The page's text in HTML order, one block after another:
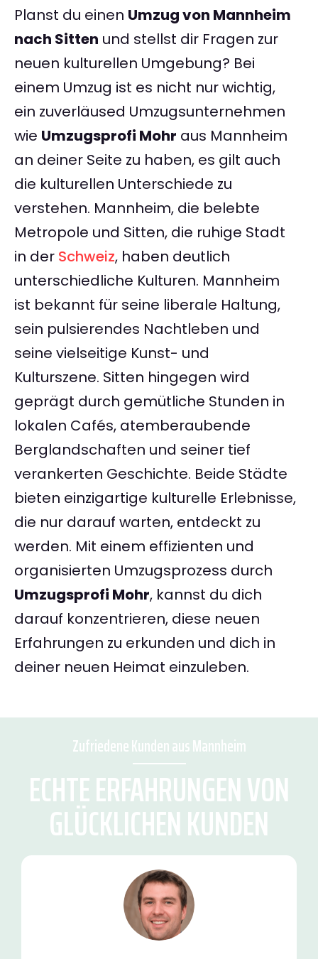
Planst du einen Umzug von Mannheim
nach Sitten und stellst dir Fragen zur
neuen kulturellen Umgebung? Bei
einem Umzug ist es nicht nur wichtig,
ein zuverläused Umzugsunternehmen
wie Umzugsprofi Mohr aus Mannheim
an deiner Seite zu haben, es gilt auch
die kulturellen Unterschiede zu
verstehen. Mannheim, die belebte
Metropole und Sitten, die ruhige Stadt
in der Schweiz, haben deutlich
unterschiedliche Kulturen. Mannheim
ist bekannt für seine liberale Haltung,
sein pulsierendes Nachtleben und
seine vielseitige Kunst- und
Kulturszene. Sitten hingegen wird
geprägt durch gemütliche Stunden in
lokalen Cafés, atemberaubende
Berglandschaften und seiner tief
verankerten Geschichte. Beide Städte
bieten einzigartige kulturelle Erlebnisse,
die nur darauf warten, entdeckt zu
werden. Mit einem effizienten und
organisierten Umzugsprozess durch
Umzugsprofi Mohr, kannst du dich
darauf konzentrieren, diese neuen
Erfahrungen zu erkunden und dich in
deiner neuen Heimat einzuleben.
Zufriedene Kunden aus Mannheim
ECHTE ERFAHRUNGEN VON
GLÜCKLICHEN KUNDEN